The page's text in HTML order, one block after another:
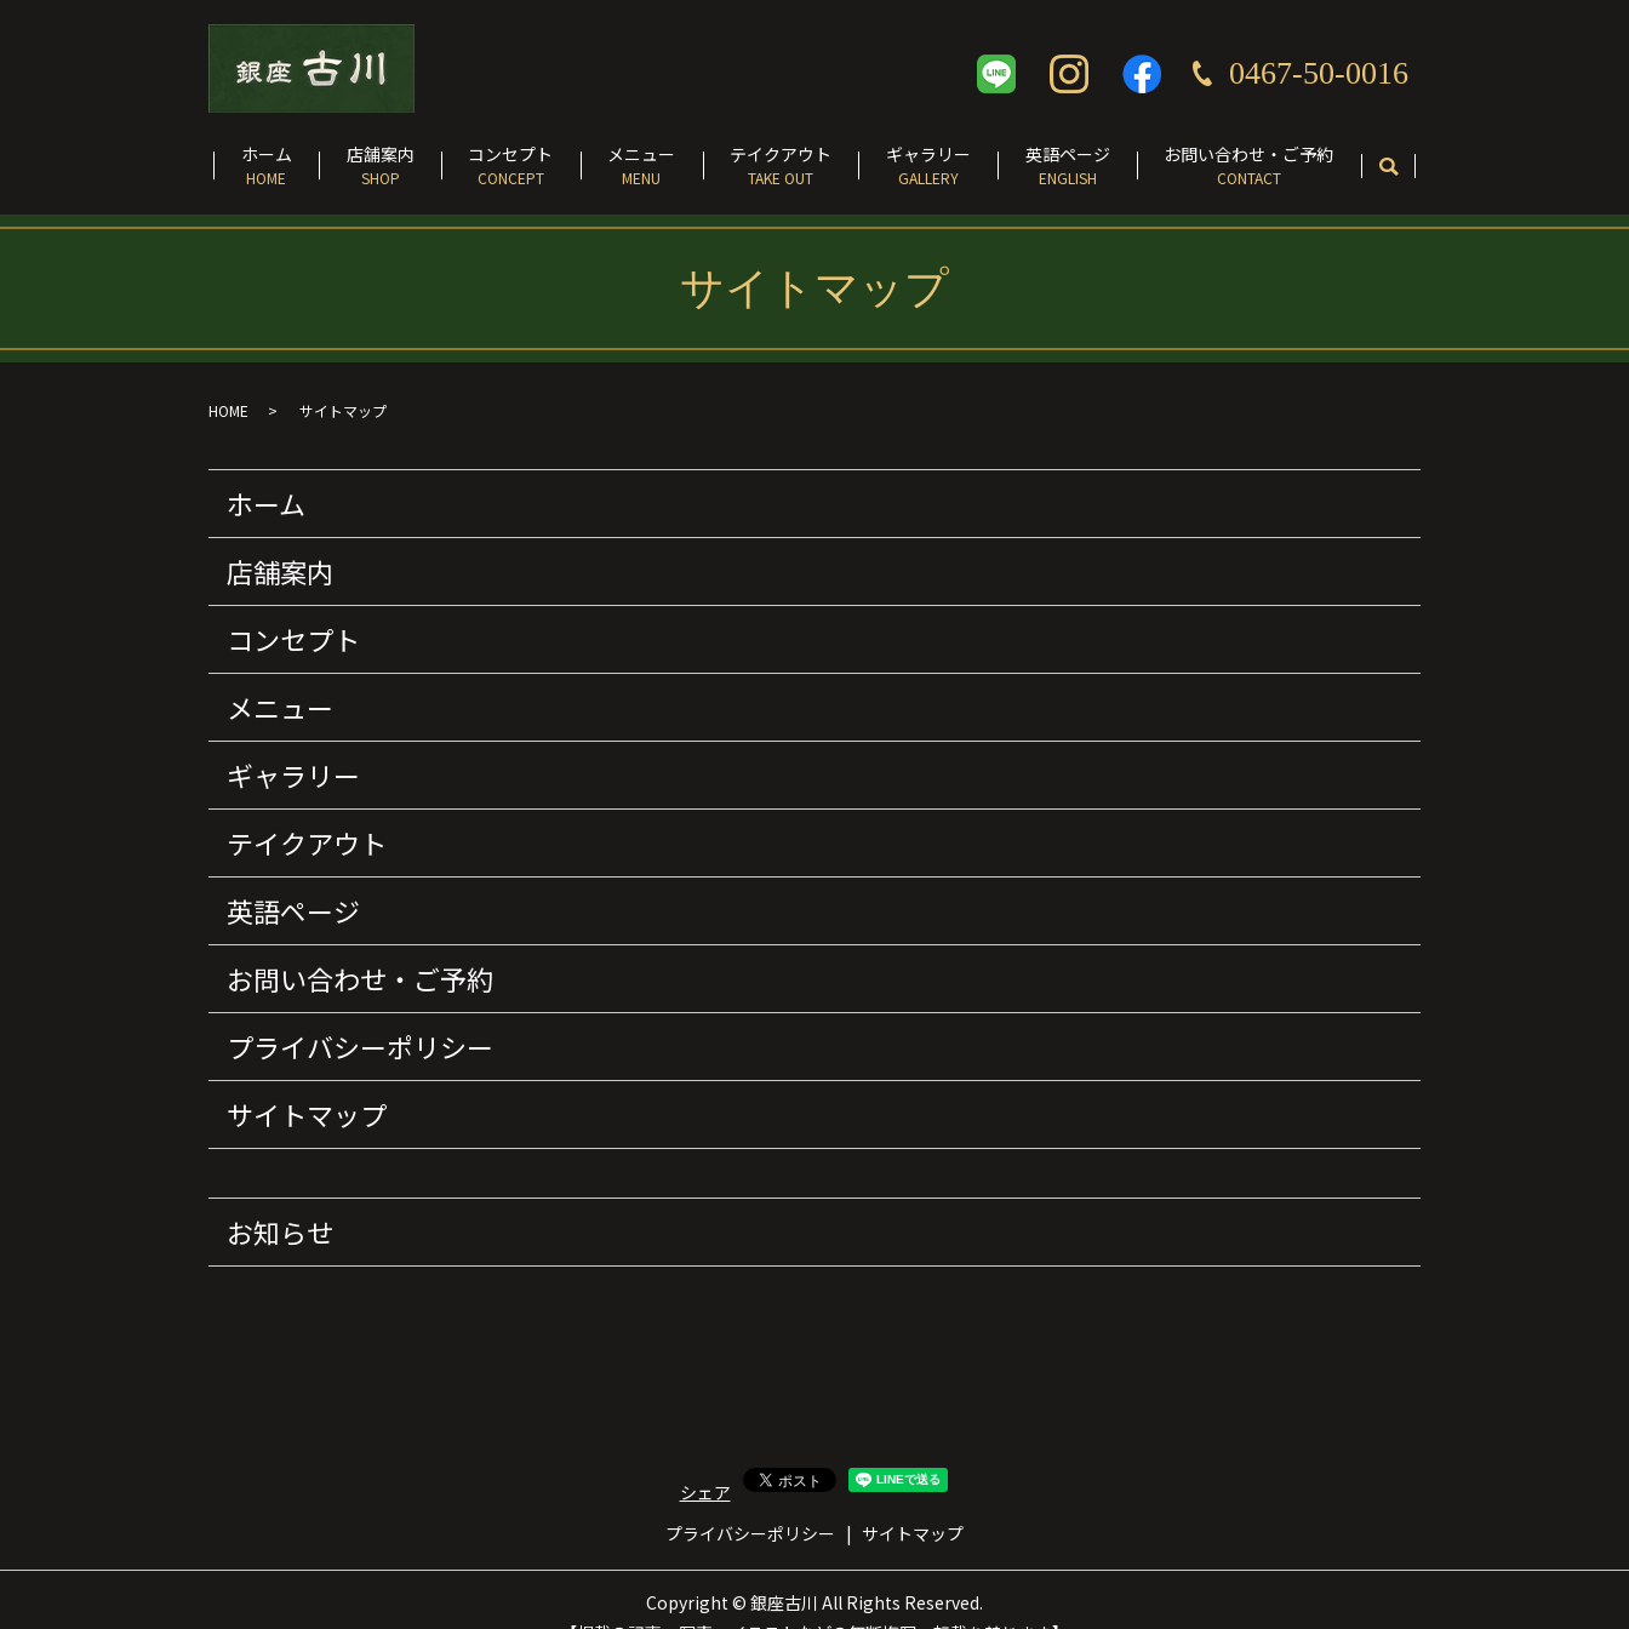
ホーム
HOME
店舗案内
SHOP
コンセプト
CONCEPT
メニュー
MENU
テイクアウト
TAKE OUT
ギャラリー
GALLERY
英語ページ
ENGLISH
お問い合わせ・ご予約
CONTACT
0467-50-0016
サイトマップ
HOME サイトマップ
ホーム
店舗案内
コンセプト
メニュー
ギャラリー
テイクアウト
英語ページ
お問い合わせ・ご予約
プライバシーポリシー
サイトマップ
お知らせ
シェア
プライバシーポリシー
サイトマップ
Copyright © 銀座古川 All Rights Reserved.